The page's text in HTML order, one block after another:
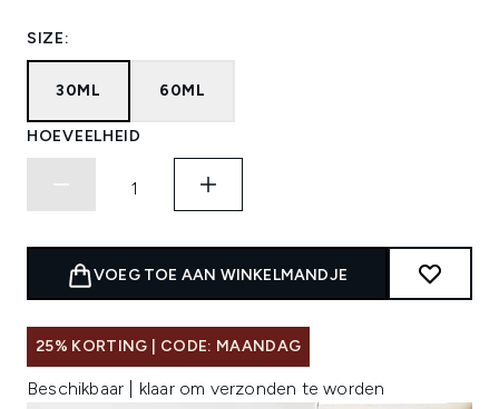
SIZE:
30ML 60ML
HOEVEELHEID
VOEG TOE AAN WINKELMANDJE
25% KORTING | CODE: MAANDAG
Beschikbaar | klaar om verzonden te worden